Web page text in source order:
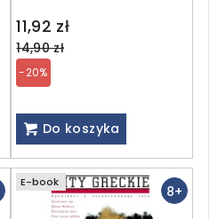
11,92 zł
Regular
price
14,90 zł
-20%
Do koszyka
8+
E-book